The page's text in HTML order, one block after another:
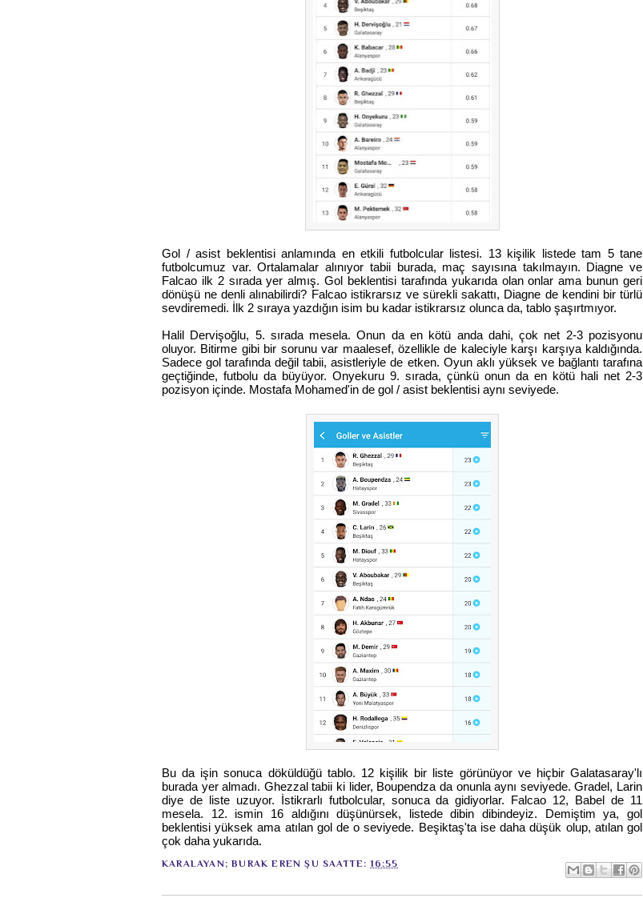
Gol / asist beklentisi anlamında en etkili futbolcular listesi. 13 kişilik listede tam 5 tane
futbolcumuz var. Ortalamalar alınıyor tabii burada, maç sayısına takılmayın. Diagne ve
Falcao ilk 2 sırada yer almış. Gol beklentisi tarafında yukarıda olan onlar ama bunun geri
dönüşü ne denli alınabilirdi? Falcao istikrarsız ve sürekli sakattı, Diagne de kendini bir türlü
sevdiremedi. İlk 2 sıraya yazdığın isim bu kadar istikrarsız olunca da, tablo şaşırtmıyor.
Halil Dervişoğlu, 5. sırada mesela. Onun da en kötü anda dahi, çok net 2-3 pozisyonu
oluyor. Bitirme gibi bir sorunu var maalesef, özellikle de kaleciyle karşı karşıya kaldığında.
Sadece gol tarafında değil tabii, asistleriyle de etken. Oyun aklı yüksek ve bağlantı tarafına
geçtiğinde, futbolu da büyüyor. Onyekuru 9. sırada, çünkü onun da en kötü hali net 2-3
pozisyon içinde. Mostafa Mohamed'in de gol / asist beklentisi aynı seviyede.
Bu da işin sonuca döküldüğü tablo. 12 kişilik bir liste görünüyor ve hiçbir Galatasaray'lı
burada yer almadı. Ghezzal tabii ki lider, Boupendza da onunla aynı seviyede. Gradel, Larin
diye de liste uzuyor. İstikrarlı futbolcular, sonuca da gidiyorlar. Falcao 12, Babel de 11
mesela. 12. ismin 16 aldığını düşünürsek, listede dibin dibindeyiz. Demiştim ya, gol
beklentisi yüksek ama atılan gol de o seviyede. Beşiktaş'ta ise daha düşük olup, atılan gol
çok daha yukarıda.
KARALAYAN;BURAK EREN ŞU SAATTE:16:55